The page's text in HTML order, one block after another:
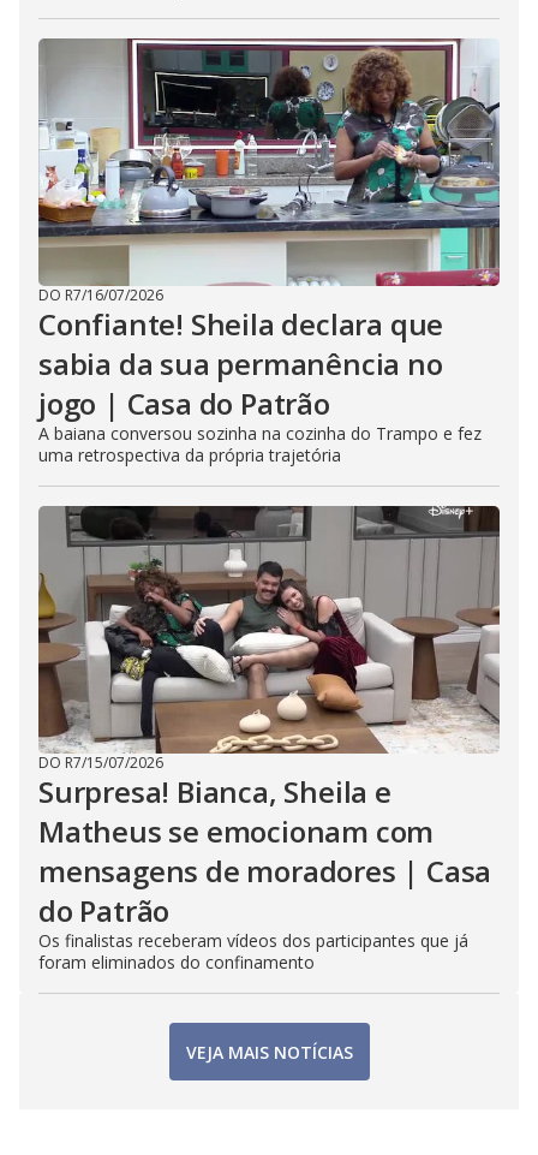
DO R7/16/07/2026
Confiante! Sheila declara que
sabia da sua permanência no
jogo | Casa do Patrão
A baiana conversou sozinha na cozinha do Trampo e fez
uma retrospectiva da própria trajetória
DO R7/15/07/2026
Surpresa! Bianca, Sheila e
Matheus se emocionam com
mensagens de moradores | Casa
do Patrão
Os finalistas receberam vídeos dos participantes que já
foram eliminados do confinamento
VEJA MAIS NOTÍCIAS